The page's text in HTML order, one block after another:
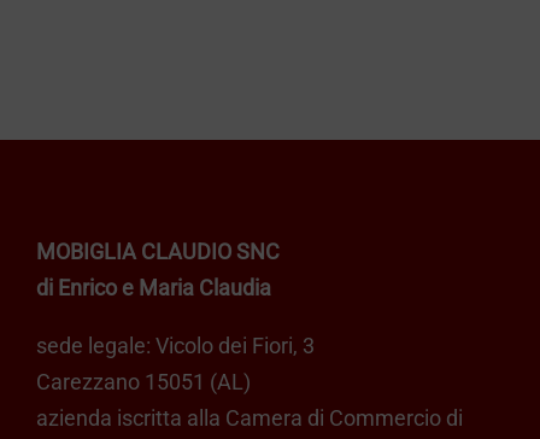
MOBIGLIA CLAUDIO SNC
di Enrico e Maria Claudia
sede legale: Vicolo dei Fiori, 3
Carezzano 15051 (AL)
azienda iscritta alla Camera di Commercio di